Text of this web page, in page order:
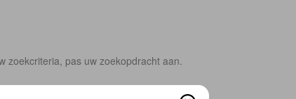
zoekcriteria, pas uw zoekopdracht aan.